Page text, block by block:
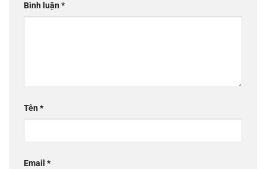
Bình luận*
Tên*
Email *